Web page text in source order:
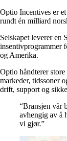
Optio Incentives er
rundt én milliard
Selskapet leverer en
insentivprogrammer
og Amerika.
Optio håndterer
markeder, tidssoner
drift, support og
“Bransjen vår
avhengig av å
vi gjør.”